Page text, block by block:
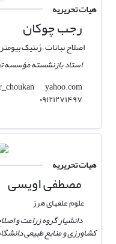
هیات تحریریه
رجب چوکان
اصلاح نباتات – ژنتیک
استاد بازنشسته مؤسسه
r_choukan
yahoo.com
هیات تحریریه
مصطفی اویسی
علوم علفهای هرز
دانشیار گروه زراعت و
کشاورزی و منابع طبیعی